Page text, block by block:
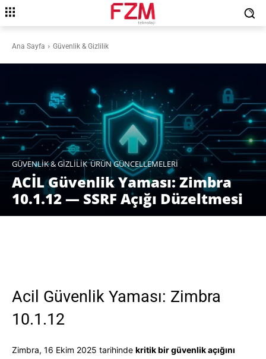
Ana Sayfa Güvenlik & Gizlilik
GÜVENLIK & GIZLILIK ÜRÜN GÜNCELLEMELERI
ACİL Güvenlik Yaması: Zimbra
10.1.12 — SSRF Açığı Düzeltmesi
Acil Güvenlik Yaması: Zimbra
10.1.12
Zimbra, 16 Ekim 2025 tarihinde kritik bir güvenlik açığını